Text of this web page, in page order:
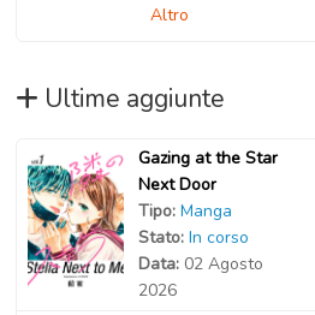
Altro
Ultime aggiunte
Gazing at the Star
Next Door
Tipo: Manga
Stato: In corso
Data: 02 Agosto
2026